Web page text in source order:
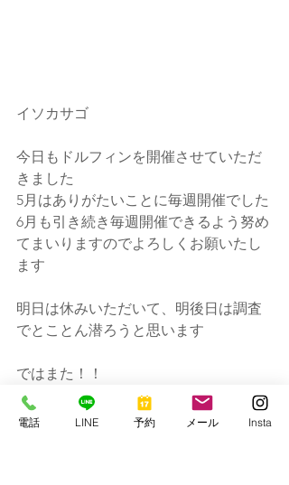
イソカサゴ
今日もドルフィンを開催させていただ
きました
5月はありがたいことに毎週開催でした
6月も引き続き毎週開催できるよう努め
てまいりますのでよろしくお願いたし
ます
明日は休みいただいて、明後日は調査
でとことん潜ろうと思います
ではまた！！
串本マリンセンター
電話 LINE 予約 メール Insta